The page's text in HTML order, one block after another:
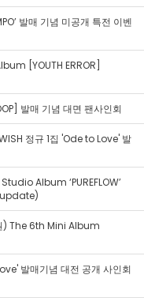
발매 기념 미공개 특전 이벤
[YOUTH ERROR]
발매 기념 대면 팬사인회
정규 1집 'Ode to Love' 발
Album ‘PUREFLOW’
) The 6th Mini Album
발매기념 대전 공개 사인회